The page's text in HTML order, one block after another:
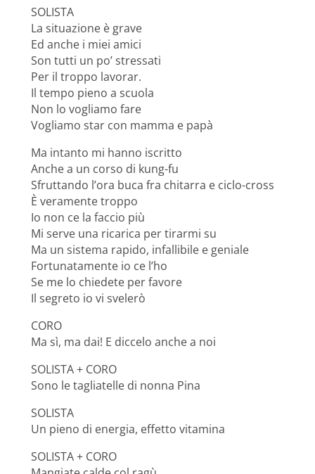
SOLISTA
La situazione è grave
Ed anche i miei amici
Son tutti un po’ stressati
Per il troppo lavorar.
Il tempo pieno a scuola
Non lo vogliamo fare
Vogliamo star con mamma e papà
Ma intanto mi hanno iscritto
Anche a un corso di kung-fu
Sfruttando l’ora buca fra chitarra e ciclo-cross
È veramente troppo
Io non ce la faccio più
Mi serve una ricarica per tirarmi su
Ma un sistema rapido, infallibile e geniale
Fortunatamente io ce l’ho
Se me lo chiedete per favore
Il segreto io vi svelerò
CORO
Ma sì, ma dai! E diccelo anche a noi
SOLISTA + CORO
Sono le tagliatelle di nonna Pina
SOLISTA
Un pieno di energia, effetto vitamina
SOLISTA + CORO